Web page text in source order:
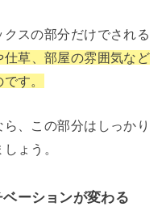
スの部分だけでされる
仕草、部屋の雰囲気など
す。
、この部分はしっかり
ょう。
ーションが変わる